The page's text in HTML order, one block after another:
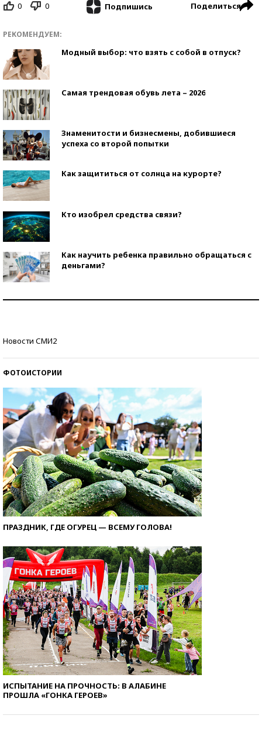
0 0 Подпишись Поделиться
РЕКОМЕНДУЕМ:
Модный выбор: что взять с собой в отпуск?
Самая трендовая обувь лета – 2026
Знаменитости и бизнесмены, добившиеся
успеха со второй попытки
Как защититься от солнца на курорте?
Кто изобрел средства связи?
Как научить ребенка правильно обращаться с
деньгами?
Новости СМИ2
ФОТОИСТОРИИ
ПРАЗДНИК, ГДЕ ОГУРЕЦ — ВСЕМУ ГОЛОВА!
ИСПЫТАНИЕ НА ПРОЧНОСТЬ: В АЛАБИНЕ
ПРОШЛА «ГОНКА ГЕРОЕВ»